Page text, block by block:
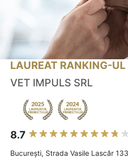
LAUREAT RANKING-
VET IMPULS SRL
8.7
Bucureşti, Strada Vasile Lascăr 133